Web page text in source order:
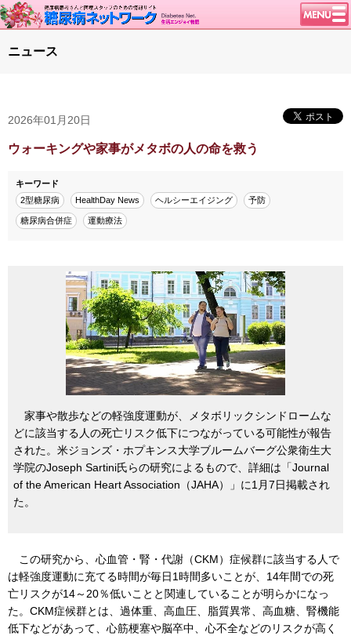
談話室BBS
糖尿病のきほん
特集・連載 一覧へ
腎臓の健康道
血糖トレンド
グリコアルブミン
1型ライフ
ニュース
2026年01月20日
ウォーキングや家事がメタボの人の命を救う
キーワード
2型糖尿病
HealthDay News ヘルシーエイジング 予防
糖尿病合併症 運動療法
家事や散歩などの軽強度運動が、メタボリックシンドロームな
どに該当する人の死亡リスク低下につながっている可能性が報告
された。米ジョンズ・ホプキンス大学ブルームバーグ公衆衛生大
学院のJoseph Sartini氏らの研究によるもので、詳細は「Journal
of the American Heart Association（JAHA）」に1月7日掲載され
た。
この研究から、心血管・腎・代謝（CKM）症候群に該当する人で
は軽強度運動に充てる時間が毎日1時間多いことが、14年間での死
亡リスクが14～20％低いことと関連していることが明らかになっ
た。CKM症候群とは、過体重、高血圧、脂質異常、高血糖、腎機能
低下などがあって、心筋梗塞や脳卒中、心不全などのリスクが高く